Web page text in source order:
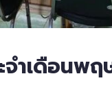
จำเดือนพ